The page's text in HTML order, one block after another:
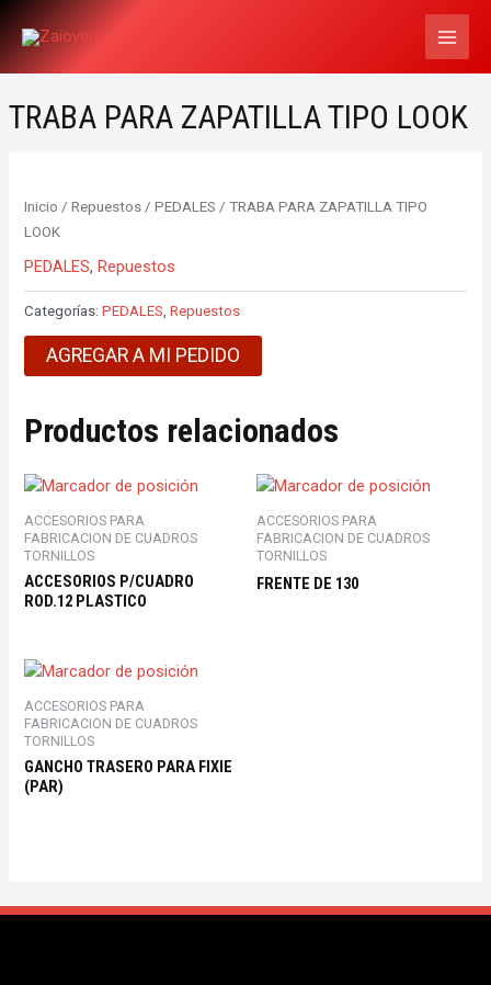
TRABA PARA ZAPATILLA TIPO LOOK
Inicio /Repuestos /PEDALES / TRABA PARA ZAPATILLA TIPO
LOOK
PEDALES,Repuestos
Categorías:PEDALES,Repuestos
AGREGAR A MI PEDIDO
Productos relacionados
ACCESORIOS PARA
FABRICACION DE CUADROS
TORNILLOS
ACCESORIOS P/CUADRO
ROD.12 PLASTICO
ACCESORIOS PARA
FABRICACION DE CUADROS
TORNILLOS
FRENTE DE 130
ACCESORIOS PARA
FABRICACION DE CUADROS
TORNILLOS
GANCHO TRASERO PARA FIXIE
(PAR)